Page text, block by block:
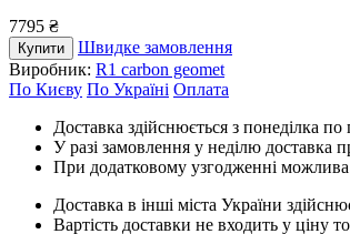
7795 ₴
Купити
Швидке замовлення
Виробник: R1 carbon geomet
По Києву По Україні Оплата
Доставка здійснюється з понеділка
У разі замовлення у неділю доставка
При додатковому узгодженні
Доставка в інші міста України
Вартість доставки не входить у ціну